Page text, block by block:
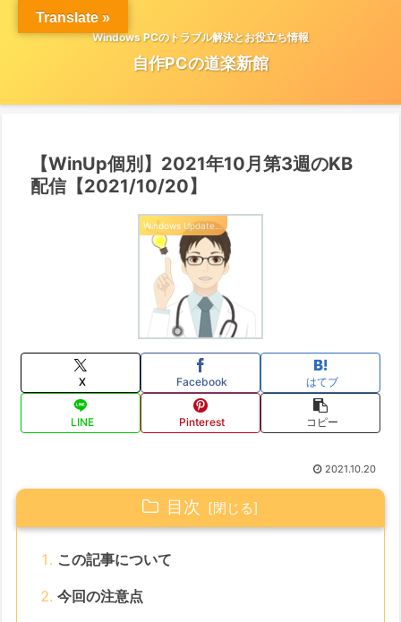
Windows PCのトラブル解決とお役立ち情報
自作PCの道楽新館
【WinUp個別】2021年10月第3週のKB
配信【2021/10/20】
X Facebook はてブ
LINE Pinterest コピー
2021.10.20
目次
この記事について
今回の注意点
Translate »